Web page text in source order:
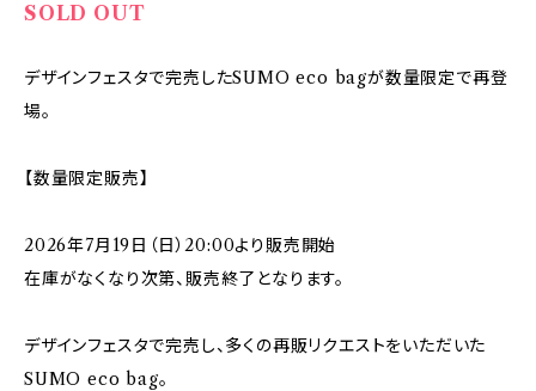
SOLD OUT
デザインフェスタで完売したSUMO eco bagが数量限定で再登
場。
【数量限定販売】
2026年7月19日（日）20:00より販売開始
在庫がなくなり次第、販売終了となります。
デザインフェスタで完売し、多くの再販リクエストをいただいた
SUMO eco bag。